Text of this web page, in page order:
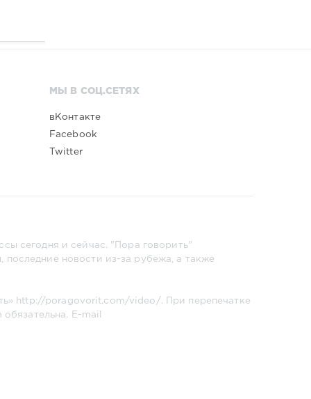
МЫ В СОЦ.СЕТЯХ
вКонтакте
Facebook
Twitter
сегодня и сейчас. "Пора говорить"
новости из-за рубежа, а также
http://poragovorit.com/video/
. При перепечатке
обязательна. E-mail